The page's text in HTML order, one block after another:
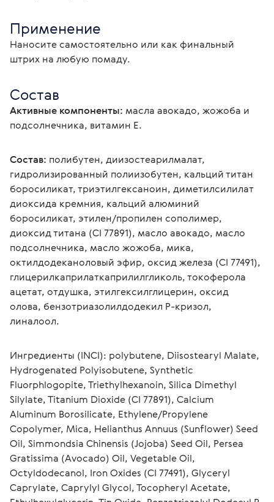
Применение
Наносите самостоятельно или как финальный
штрих на любую помаду.
Состав
Активные компоненты: масла авокадо, жожоба и
подсолнечника, витамин Е.
Состав: полибутен, диизостеарилмалат,
гидролизированный полиизобутен, кальций титан
боросиликат, триэтилгексаноин, диметилсилилат
диоксида кремния, кальций алюминий
боросиликат, этилен/пропилен сополимер,
диоксид титана (CI 77891), масло авокадо, масло
подсолнечника, масло жожоба, мика,
октилдодеканоловый эфир, оксид железа (CI 77491),
глицерилкаприлаткаприлилгликоль, токоферола
ацетат, отдушка, этилгексилглицерин, оксид
олова, бензотриазолилдодекил P-кризол,
линалоол.
Ингредиенты (INCI): polybutene, Diisostearyl Malate,
Hydrogenated Polyisobutene, Synthetic
Fluorphlogopite, Triethylhexanoin, Silica Dimethyl
Silylate, Titanium Dioxide (CI 77891), Calcium
Aluminum Borosilicate, Ethylene/Propylene
Copolymer, Mica, Helianthus Annuus (Sunflower) Seed
Oil, Simmondsia Chinensis (Jojoba) Seed Oil, Persea
Gratissima (Avocado) Oil, Vegetable Oil,
Octyldodecanol, Iron Oxides (CI 77491), Glyceryl
Caprylate, Caprylyl Glycol, Tocopheryl Acetate,